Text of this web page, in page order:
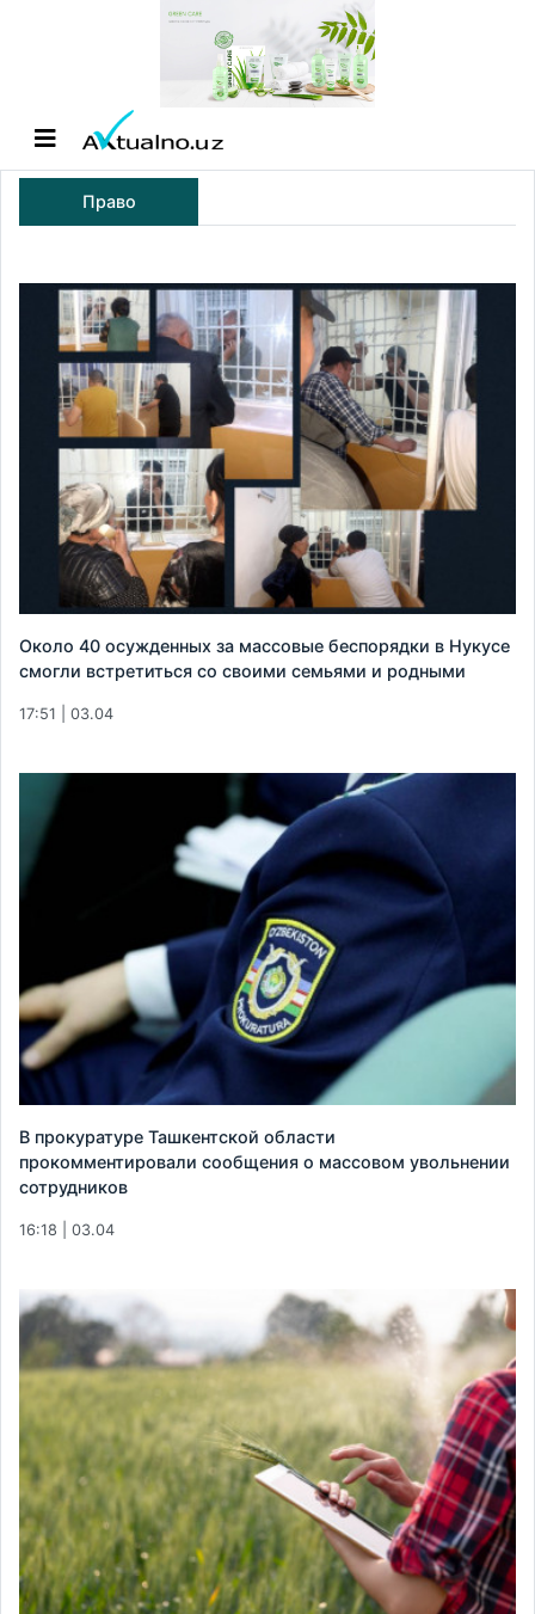
Право
Около 40 осужденных за массовые беспорядки в Нукусе
смогли встретиться со своими семьями и родными
17:51 | 03.04
В прокуратуре Ташкентской области
прокомментировали сообщения о массовом увольнении
сотрудников
16:18 | 03.04